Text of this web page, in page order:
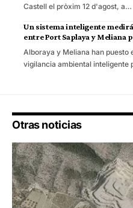
Castell el pròxim 12 d'agost, a…
Un sistema inteligente
entre Port Saplaya y Meliana
Alboraya y Meliana han puesto
vigilancia ambiental inteligente
Otras noticias